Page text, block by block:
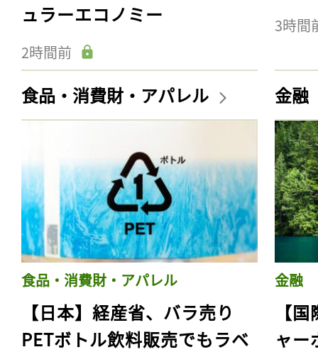
ュラーエコノミー
2時間前
3時間
食品・消費財・アパレル
食品・消費財・アパレル
【日本】経産省、バラ売り
PETボトル飲料販売でもラベ
金融
金融
【
ャー